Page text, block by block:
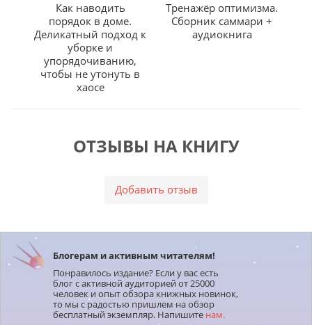
Как наводить
порядок в доме.
Деликатный подход к
уборке и
упорядочиванию,
чтобы не утонуть в
хаосе
Тренажёр оптимизма.
Сборник саммари +
аудиокнига
ОТЗЫВЫ НА КНИГУ
Добавить отзыв
Блогерам и активным читателям!
Понравилось издание? Если у вас есть
блог с активной аудиторией от 25000
человек и опыт обзора книжных новинок,
то мы с радостью пришлем на обзор
бесплатный экземпляр. Напишите нам.